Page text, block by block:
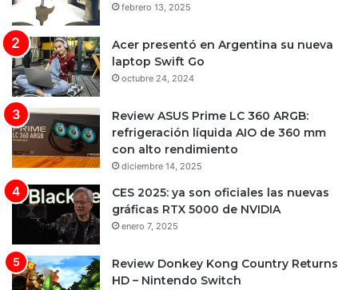
febrero 13, 2025
Acer presentó en Argentina su nueva
laptop Swift Go
octubre 24, 2024
Review ASUS Prime LC 360 ARGB:
refrigeración líquida AIO de 360 mm
con alto rendimiento
diciembre 14, 2025
CES 2025: ya son oficiales las nuevas
gráficas RTX 5000 de NVIDIA
enero 7, 2025
Review Donkey Kong Country Returns
HD – Nintendo Switch